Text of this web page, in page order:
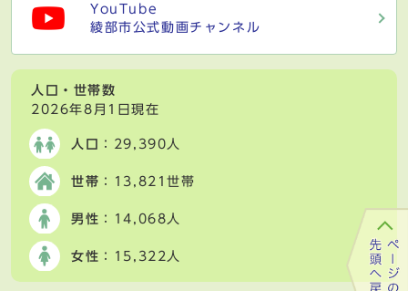
YouTube
綾部市公式動画チャンネル
人口・世帯数
2026年8月1日現在
人口 ：29,390人
世帯 ：13,821世帯
男性 ：14,068人
女性 ：15,322人